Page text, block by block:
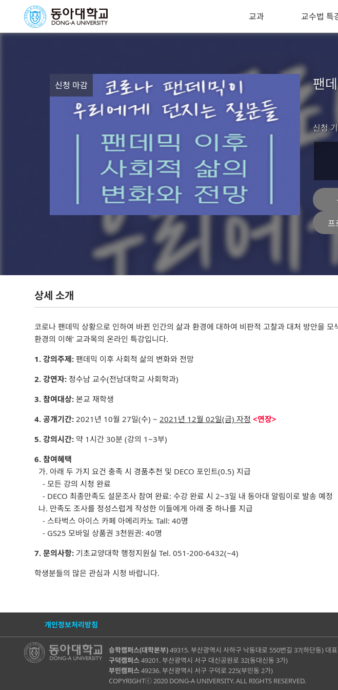
교과 교수법 특
신청 마감 팬
신청
프
상세 소개
개인정보처리방침
승학캠퍼스(대학본부)49315. 부산광역시 사하구 낙동대로 550번길 37(하단동) 대
구덕캠퍼스49201. 부산광역시 서구 대신공원로 32(동대신동 3가)
부민캠퍼스49236. 부산광역시 서구 구덕로 225(부민동 2가)
COPYRIGHTⓒ 2020 DONG-A UNIVERSITY. ALL RIGHTS RESERVED.